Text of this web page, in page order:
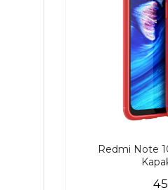
Redmi Note